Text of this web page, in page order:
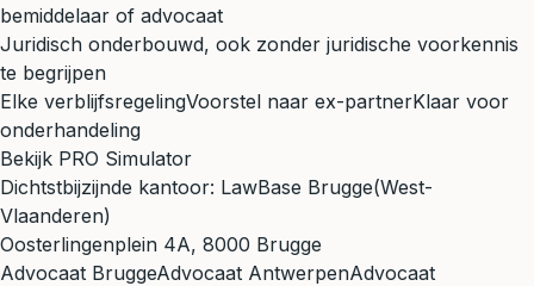
bemiddelaar of advocaat
Juridisch onderbouwd, ook zonder juridische voorkennis
te begrijpen
Elke verblijfsregelingVoorstel naar ex-partnerKlaar voor
onderhandeling
Bekijk PRO Simulator
Dichtstbijzijnde kantoor: LawBase Brugge(West-
Vlaanderen)
Oosterlingenplein 4A, 8000 Brugge
Advocaat BruggeAdvocaat AntwerpenAdvocaat